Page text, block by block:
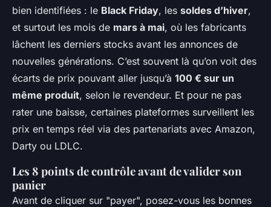
bien identifiées : le Black Friday, les soldes d’hiver,
et surtout les mois de mars à mai, où les fabricants
lâchent les derniers stocks avant les annonces de
nouvelles générations. C’est souvent là qu’on voit des
écarts de prix pouvant aller jusqu’à 100 € sur un
même produit, selon le revendeur. Et pour ne pas
rater une baisse, certaines plateformes surveillent les
prix en temps réel via des partenariats avec Amazon,
Darty ou LDLC.
Les 8 points de contrôle avant de valider son
panier
Avant de cliquer sur "payer", posez-vous les bonnes